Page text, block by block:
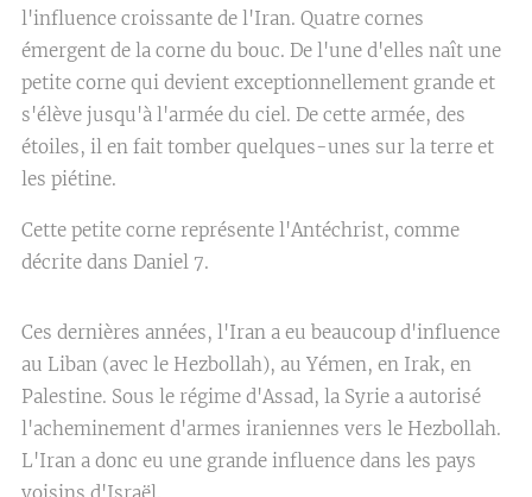
l'influence croissante de l'Iran. Quatre cornes
émergent de la corne du bouc. De l'une d'elles naît une
petite corne qui devient exceptionnellement grande et
s'élève jusqu'à l'armée du ciel. De cette armée, des
étoiles, il en fait tomber quelques-unes sur la terre et
les piétine.
Cette petite corne représente l'Antéchrist, comme
décrite dans Daniel 7.
Ces dernières années, l'Iran a eu beaucoup d'influence
au Liban (avec le Hezbollah), au Yémen, en Irak, en
Palestine. Sous le régime d'Assad, la Syrie a autorisé
l'acheminement d'armes iraniennes vers le Hezbollah.
L'Iran a donc eu une grande influence dans les pays